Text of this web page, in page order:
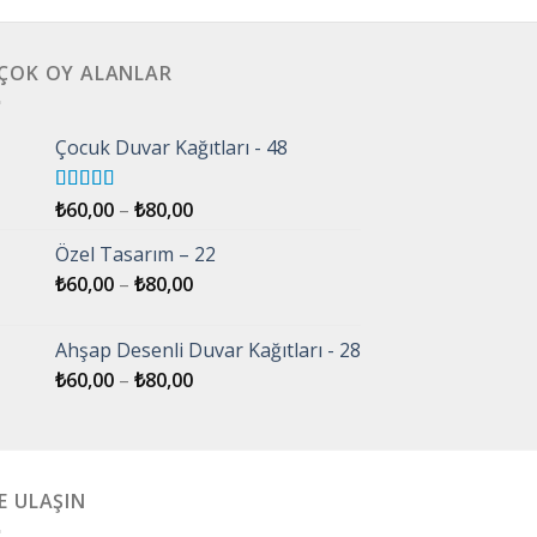
OY ALANLAR
Çocuk Duvar Kağıtları - 48
5 üzerinden
5.00oy aldı
₺60,00 – ₺80,00
Özel Tasarım – 22
₺60,00 – ₺80,00
Ahşap Desenli Duvar Kağıtları - 28
₺60,00 – ₺80,00
ULAŞIN